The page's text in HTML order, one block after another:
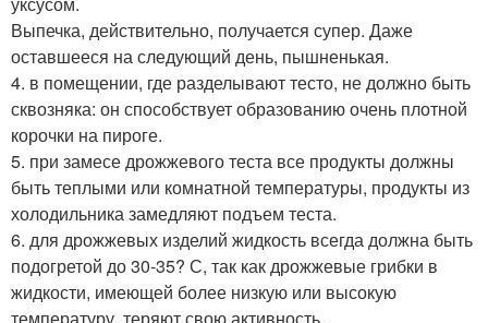
Выпечка, действительно, получается супер. Даже
оставшееся на следующий день, пышненькая.
4. в помещении, где разделывают тесто, не должно быть
сквозняка: он способствует образованию очень плотной
корочки на пироге.
5. при замесе дрожжевого теста все продукты должны
быть теплыми или комнатной температуры, продукты из
холодильника замедляют подъем теста.
6. для дрожжевых изделий жидкость всегда должна быть
подогретой до 30-35? С, так как дрожжевые грибки в
жидкости, имеющей более низкую или высокую
температуру, теряют свою активность.